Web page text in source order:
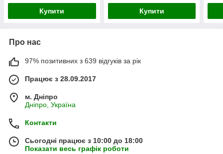
Купити Купити
Про нас
97% позитивних з 639 відгуків за рік
Працює з 28.09.2017
м. Дніпро
Дніпро, Україна
Контакти
Сьогодні працює з 10:00 до 18:00
Показати весь графік роботи